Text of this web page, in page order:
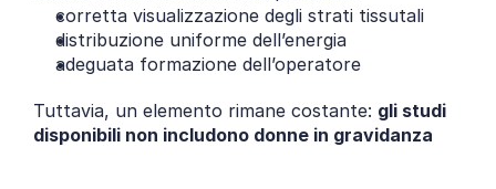
corretta visualizzazione degli strati tissutali
distribuzione uniforme dell’energia
adeguata formazione dell’operatore
Tuttavia, un elemento rimane costante: gli studi
disponibili non includono donne in gravidanza